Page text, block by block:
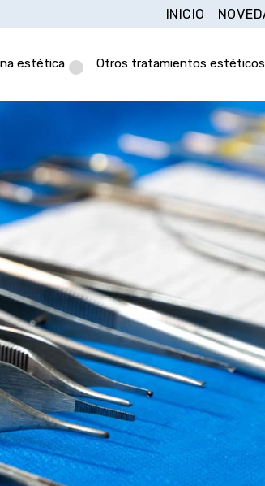
INICIO
estética Otros tratamientos estéticos